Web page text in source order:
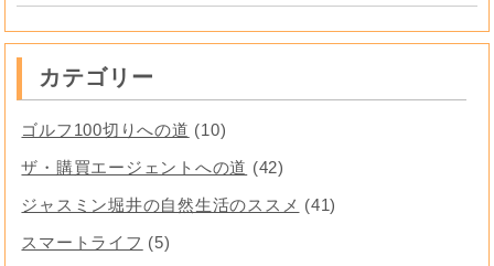
カテゴリー
ゴルフ100切りへの道 (10)
ザ・購買エージェントへの道 (42)
ジャスミン堀井の自然生活のススメ (41)
スマートライフ (5)